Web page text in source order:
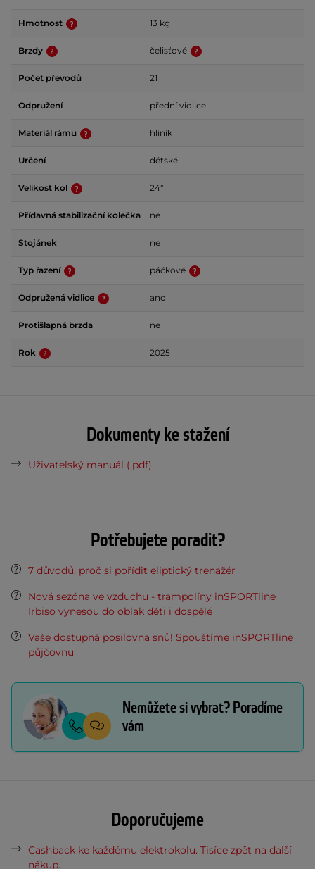
Hmotnost 13 kg
Brzdy čelisťové
Počet převodů 21
Odpružení přední vidlice
Materiál rámu hliník
Určení dětské
Velikost kol 24"
Přídavná stabilizační kolečka ne
Stojánek ne
Typ řazení páčkové
Odpružená vidlice ano
Protišlapná brzda ne
Rok 2025
Dokumenty ke stažení
Uživatelský manuál (.pdf)
Potřebujete poradit?
7 důvodů, proč si pořídit eliptický trenažér
Nová sezóna ve vzduchu - trampolíny inSPORTline
Irbiso vynesou do oblak děti i dospělé
Vaše dostupná posilovna snů! Spouštíme inSPORTline
půjčovnu
Nemůžete si vybrat? Poradíme
vám
Doporučujeme
Cashback ke každému elektrokolu. Tisíce zpět na další
nákup.